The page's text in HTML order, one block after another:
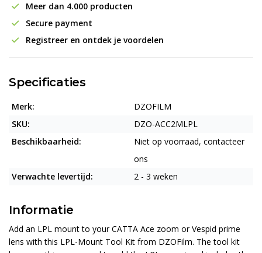
Meer dan 4.000 producten
Secure payment
Registreer en ontdek je voordelen
Specificaties
Merk:
DZOFILM
SKU:
DZO-ACC2MLPL
Beschikbaarheid:
Niet op voorraad, contacteer
ons
Verwachte levertijd:
2 - 3 weken
Informatie
Add an LPL mount to your CATTA Ace zoom or Vespid prime
lens with this LPL-Mount Tool Kit from DZOFilm. The tool kit